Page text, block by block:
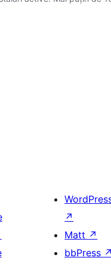
↗
Matt ↗
bbPress ↗